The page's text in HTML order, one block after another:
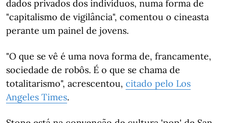
dados privados dos indivíduos, numa forma de
"capitalismo de vigilância", comentou o cineasta
perante um painel de jovens.
"O que se vê é uma nova forma de, francamente,
sociedade de robôs. É o que se chama de
totalitarismo", acrescentou, citado pelo Los
Angeles Times.